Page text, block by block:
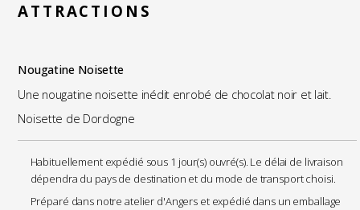
ATTRACTIONS
Nougatine Noisette
Une nougatine noisette inédit enrobé de chocolat noir et lait.
Noisette de Dordogne
Habituellement expédié sous 1 jour(s) ouvré(s). Le délai de livraison
dépendra du pays de destination et du mode de transport choisi.
Préparé dans notre atelier d'Angers et expédié dans un emballage